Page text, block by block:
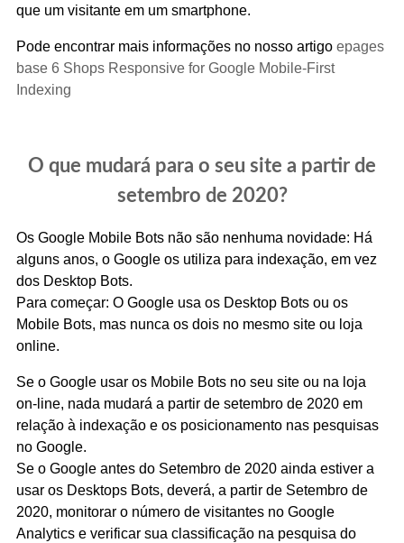
que um visitante em um smartphone.
Pode encontrar mais informações no nosso artigo epages
base 6 Shops Responsive for Google Mobile-First
Indexing
O que mudará para o seu site a partir de
setembro de 2020?
Os Google Mobile Bots não são nenhuma novidade: Há
alguns anos, o Google os utiliza para indexação, em vez
dos Desktop Bots.
Para começar: O Google usa os Desktop Bots ou os
Mobile Bots, mas nunca os dois no mesmo site ou loja
online.
Se o Google usar os Mobile Bots no seu site ou na loja
on-line, nada mudará a partir de setembro de 2020 em
relação à indexação e os posicionamento nas pesquisas
no Google.
Se o Google antes do Setembro de 2020 ainda estiver a
usar os Desktops Bots, deverá, a partir de Setembro de
2020, monitorar o número de visitantes no Google
Analytics e verificar sua classificação na pesquisa do